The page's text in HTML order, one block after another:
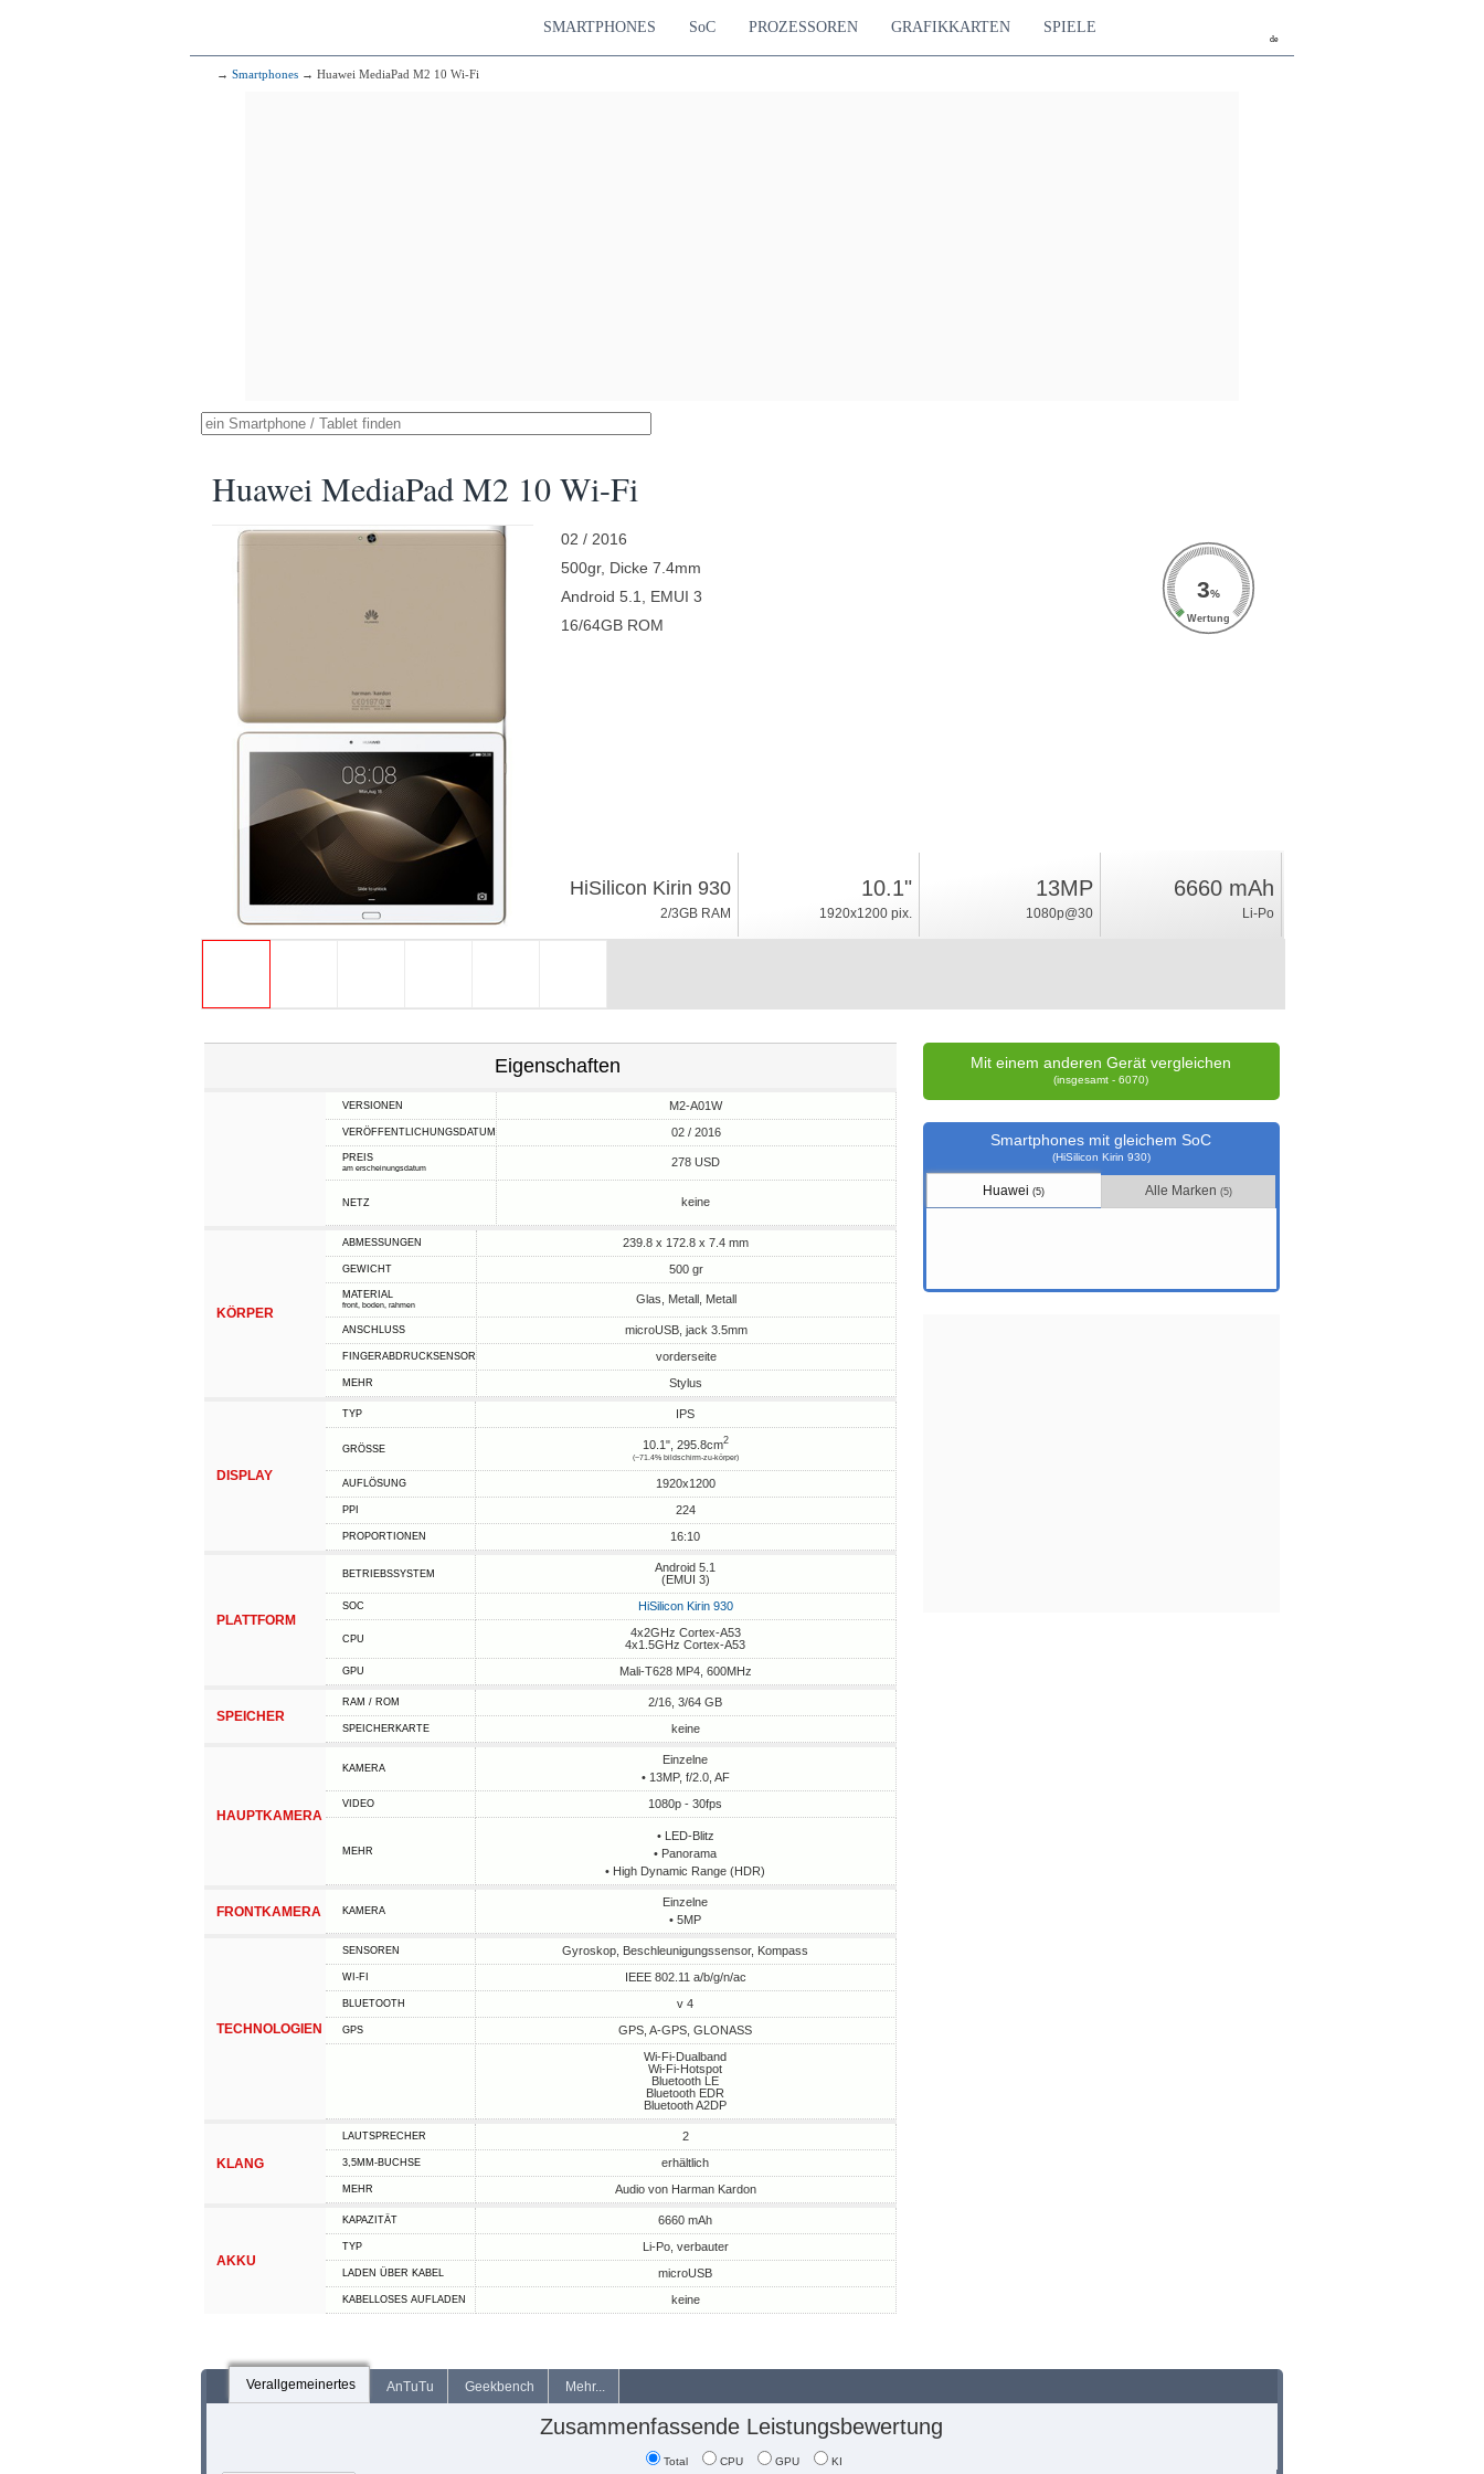
de
SMARTPHONES SoC PROZESSOREN GRAFIKKARTEN SPIELE
→ Smartphones → Huawei MediaPad M2 10 Wi-Fi
Huawei MediaPad M2 10 Wi-Fi
02 / 2016
500gr, Dicke 7.4mm
Android 5.1, EMUI 3
16/64GB ROM
3%
Wertung
HiSilicon Kirin 930
2/3GB RAM
10.1"
1920x1200 pix.
13MP
1080p@30
6660 mAh
Li-Po
Eigenschaften
VERSIONEN M2-A01W
VERÖFFENTLICHUNGSDATUM 02 / 2016
PREIS
am erscheinungsdatum 278 USD
NETZ keine
KÖRPER
ABMESSUNGEN 239.8 x 172.8 x 7.4 mm
GEWICHT 500 gr
MATERIAL
front, boden, rahmen Glas, Metall, Metall
ANSCHLUSS microUSB, jack 3.5mm
FINGERABDRUCKSENSOR vorderseite
MEHR Stylus
DISPLAY
TYP IPS
GRÖSSE 10.1", 295.8cm2
(~71.4% bildschirm-zu-körper)
AUFLÖSUNG 1920x1200
PPI 224
PROPORTIONEN 16:10
PLATTFORM
BETRIEBSSYSTEM
Android 5.1
(EMUI 3)
SOC HiSilicon Kirin 930
CPU
4x2GHz Cortex-A53
4x1.5GHz Cortex-A53
GPU Mali-T628 MP4, 600MHz
SPEICHER
RAM / ROM 2/16, 3/64 GB
SPEICHERKARTE keine
HAUPTKAMERA
KAMERA
Einzelne
• 13MP, f/2.0, AF
VIDEO 1080p - 30fps
MEHR
• LED-Blitz
• Panorama
• High Dynamic Range (HDR)
FRONTKAMERA KAMERA
Einzelne
• 5MP
TECHNOLOGIEN
SENSOREN Gyroskop, Beschleunigungssensor, Kompass
WI-FI IEEE 802.11 a/b/g/n/ac
BLUETOOTH v 4
GPS
GPS, A-GPS, GLONASS
Wi-Fi-Dualband
Wi-Fi-Hotspot
Bluetooth LE
Bluetooth EDR
Bluetooth A2DP
KLANG
LAUTSPRECHER 2
3,5MM-BUCHSE erhältlich
MEHR Audio von Harman Kardon
AKKU
KAPAZITÄT 6660 mAh
TYP Li-Po, verbauter
LADEN ÜBER KABEL microUSB
KABELLOSES AUFLADEN keine
Mit einem anderen Gerät vergleichen
(insgesamt - 6070)
Smartphones mit gleichem SoC
(HiSilicon Kirin 930)
Huawei(5) Alle Marken (5)
Verallgemeinertes AnTuTu Geekbench Mehr...
Zusammenfassende Leistungsbewertung
Total CPU GPU KI